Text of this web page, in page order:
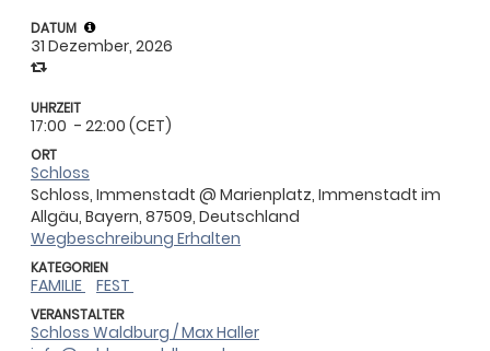
DATUM
31 Dezember, 2026
UHRZEIT
17:00 - 22:00 (CET)
ORT
Schloss
Schloss, Immenstadt @ Marienplatz, Immenstadt im
Allgäu, Bayern, 87509, Deutschland
Wegbeschreibung Erhalten
KATEGORIEN
FAMILIE FEST
VERANSTALTER
Schloss Waldburg / Max Haller